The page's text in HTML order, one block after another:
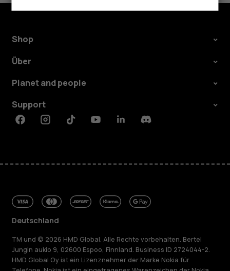
Shop
Über
Planet and people
Support
FacebookInstagramTiktokYoutubeLinkedinDiscord
Deutschland
TM und © 2026 HMD Global. Alle Rechte vorbehalten. Bertel
Jungin aukio 9, 02600 Espoo, Finnland. Business ID 2724044-2.
HMD Global Oy ist ein Lizenznehmer der Marke Nokia für